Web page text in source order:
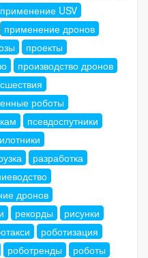
применение USV
применение дронов
проекты
производство дронов
роботы
псевдоспутники
разработка
дронов
рекорды
рисунки
роботизация
роботренды
роботы